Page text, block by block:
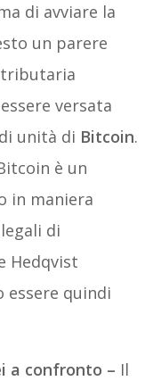
di avviare la
un parere
tributaria
versata
unità di Bitcoin.
è un
in maniera
di
Hedqvist
quindi
a confronto – Il